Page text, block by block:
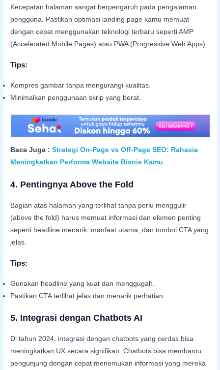
Kecepatan halaman sangat berpengaruh pada pengalaman
pengguna. Pastikan optimasi landing page kamu memuat
dengan cepat menggunakan teknologi terbaru seperti AMP
(Accelerated Mobile Pages) atau PWA (Progressive Web Apps).
Tips:
Kompres gambar tanpa mengurangi kualitas.
Minimalkan penggunaan skrip yang berat.
Baca Juga :Strategi On-Page vs Off-Page SEO: Rahasia
Meningkatkan Performa Website Bisnis Kamu
4. Pentingnya Above the Fold
Bagian atas halaman yang terlihat tanpa perlu menggulir
(above the fold) harus memuat informasi dan elemen penting
seperti headline menarik, manfaat utama, dan tombol CTA yang
jelas.
Tips:
Gunakan headline yang kuat dan menggugah.
Pastikan CTA terlihat jelas dan menarik perhatian.
5. Integrasi dengan Chatbots AI
Di tahun 2024, integrasi dengan chatbots yang cerdas bisa
meningkatkan UX secara signifikan. Chatbots bisa membantu
pengunjung dengan cepat menemukan informasi yang mereka